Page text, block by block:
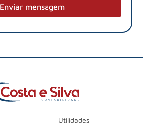
Enviar mensagem
Utilidades